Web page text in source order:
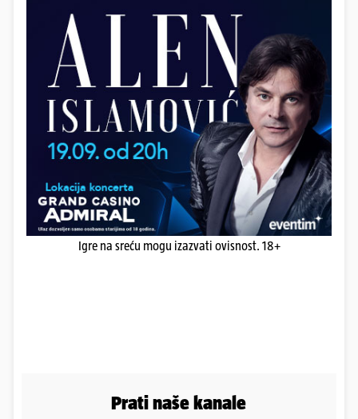
Igre na sreću mogu izazvati ovisnost. 18+
Prati naše kanale